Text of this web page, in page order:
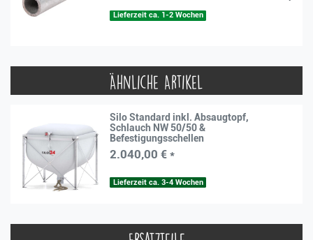
Lieferzeit ca. 1-2 Wochen
Ähnliche Artikel
Silo Standard inkl. Absaugtopf,
Schlauch NW 50/50 &
Befestigungsschellen
2.040,00 € *
Lieferzeit ca. 3-4 Wochen